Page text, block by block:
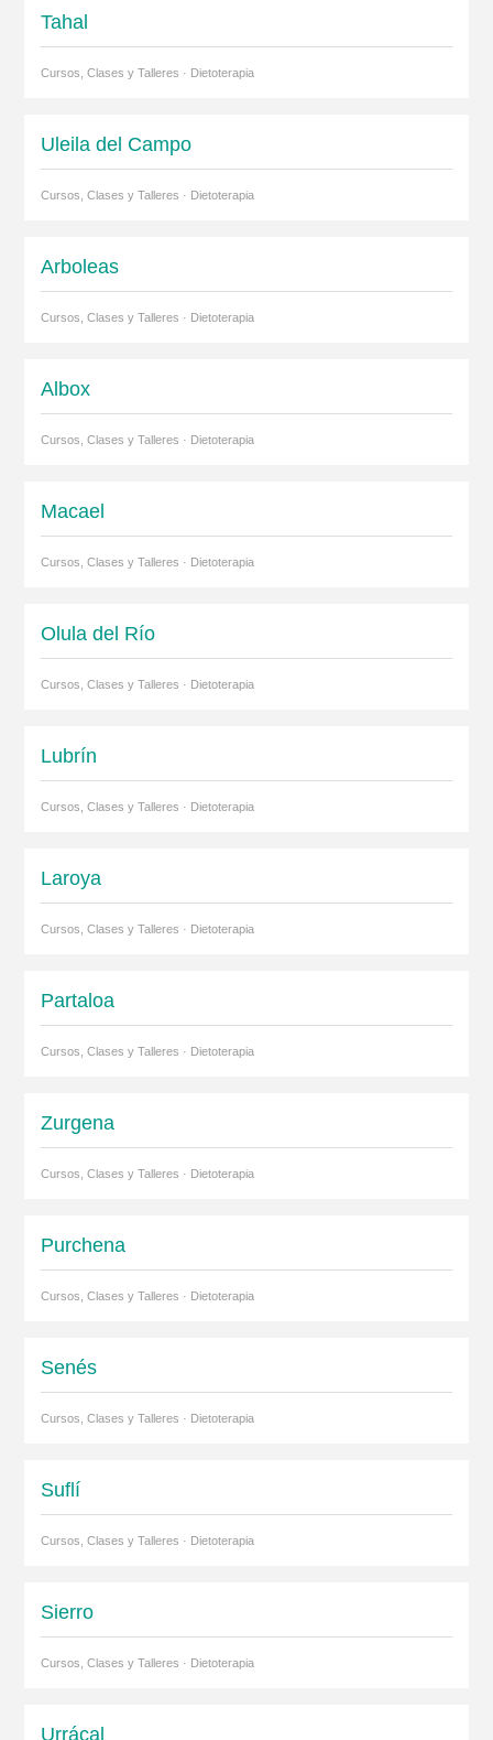
Tahal
Cursos, Clases y Talleres · Dietoterapia
Uleila del Campo
Cursos, Clases y Talleres · Dietoterapia
Arboleas
Cursos, Clases y Talleres · Dietoterapia
Albox
Cursos, Clases y Talleres · Dietoterapia
Macael
Cursos, Clases y Talleres · Dietoterapia
Olula del Río
Cursos, Clases y Talleres · Dietoterapia
Lubrín
Cursos, Clases y Talleres · Dietoterapia
Laroya
Cursos, Clases y Talleres · Dietoterapia
Partaloa
Cursos, Clases y Talleres · Dietoterapia
Zurgena
Cursos, Clases y Talleres · Dietoterapia
Purchena
Cursos, Clases y Talleres · Dietoterapia
Senés
Cursos, Clases y Talleres · Dietoterapia
Suflí
Cursos, Clases y Talleres · Dietoterapia
Sierro
Cursos, Clases y Talleres · Dietoterapia
Urrácal